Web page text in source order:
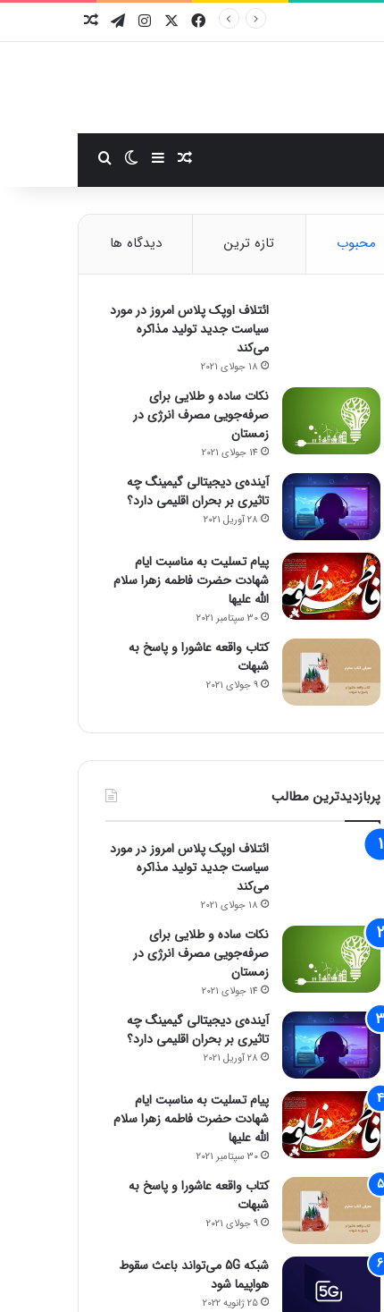
فیسبوکایکس اینستاگرام
تلگرام
نوشته تصادفی
سایدبارتغییر پوسته
محبوب تازه ترین دیدگاه ها
ائتلاف اوپک پلاس امروز در مورد
سیاست جدید تولید مذاکره
می‌کند
18 جولای 2021
نکات ساده و طلایی برای
صرفه‌جویی مصرف انرژی در
زمستان
14 جولای 2021
آینده‌ی دیجیتالی گیمینگ چه
تاثیری بر بحران اقلیمی دارد؟
28 آوریل 2021
پیام تسلیت به مناسبت ایام
شهادت حضرت فاطمه زهرا سلام
الله علیها
30 سپتامبر 2021
کتاب واقعه عاشورا و پاسخ به
شبهات
9 جولای 2021
پربازدیدترین مطالب
ائتلاف اوپک پلاس امروز در مورد
سیاست جدید تولید مذاکره
می‌کند
18 جولای 2021
نکات ساده و طلایی برای
صرفه‌جویی مصرف انرژی در
زمستان
14 جولای 2021
آینده‌ی دیجیتالی گیمینگ چه
تاثیری بر بحران اقلیمی دارد؟
28 آوریل 2021
پیام تسلیت به مناسبت ایام
شهادت حضرت فاطمه زهرا سلام
الله علیها
30 سپتامبر 2021
کتاب واقعه عاشورا و پاسخ به
شبهات
9 جولای 2021
شبکه 5G می‌تواند باعث سقوط
هواپیما شود
25 ژانویه 2022